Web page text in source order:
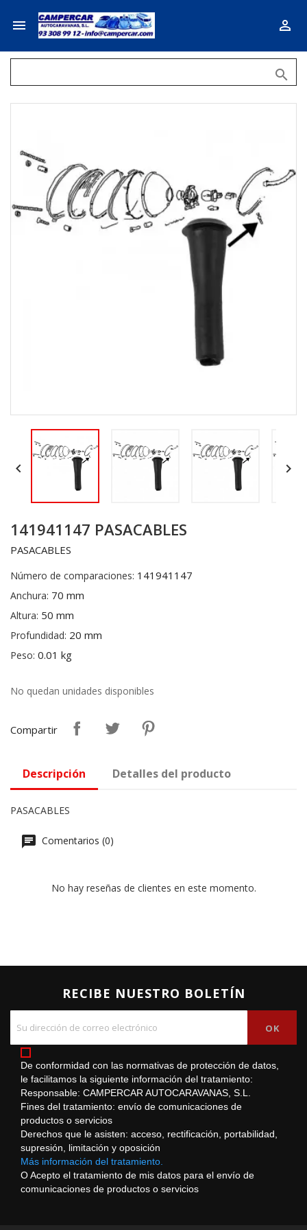
 

 
141941147 PASACABLES
PASACABLES
Número de comparaciones: 141941147
Anchura: 70 mm
Altura: 50 mm
Profundidad: 20 mm
Peso: 0.01 kg
No quedan unidades disponibles
Compartir
Descripción Detalles del producto
PASACABLES
Comentarios (0)
No hay reseñas de clientes en este momento.
RECIBE NUESTRO BOLETÍN
De conformidad con las normativas de protección de datos,
le facilitamos la siguiente información del tratamiento:
Responsable: CAMPERCAR AUTOCARAVANAS, S.L.
Fines del tratamiento: envío de comunicaciones de
productos o servicios
Derechos que le asisten: acceso, rectificación, portabilidad,
supresión, limitación y oposición
Más información del tratamiento.
O Acepto el tratamiento de mis datos para el envío de
comunicaciones de productos o servicios